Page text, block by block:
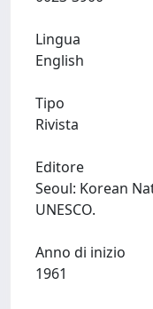
Lingua
Tipo
Rivista
Editore
Seoul: Korean
Anno di inizio